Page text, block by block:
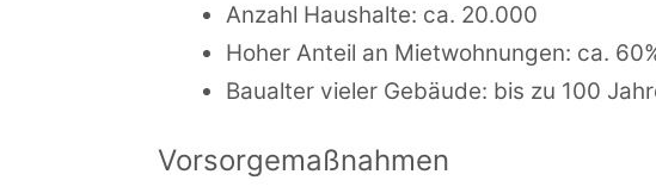
Anzahl Haushalte: ca. 20.000
Hoher Anteil an Mietwohnungen: ca.
Baualter vieler Gebäude: bis zu 100
Vorsorgemaßnahmen